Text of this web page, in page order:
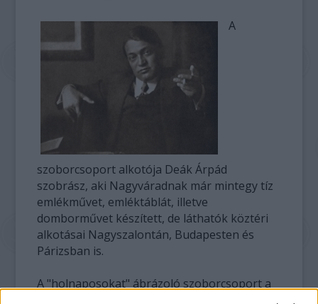
A
szoborcsoport alkotója Deák Árpád
szobrász, aki Nagyváradnak már mintegy tíz
emlékművet, emléktáblát, illetve
domborművet készített, de láthatók köztéri
alkotásai Nagyszalontán, Budapesten és
Párizsban is.
A "holnaposokat" ábrázoló szoborcsoport a